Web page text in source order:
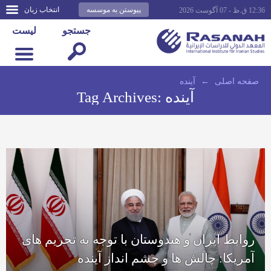
انتخاب زبان پیوستن به موسسه 12:36 ق.ظ - 07 آگوست 2026
لیست جستجو
صفحه اصلى ← آینده
Tag Archives: آینده
روابط ایران و هندوستان با توجه به تحریم های
آمریکا: چالش ها و چشم انداز آینده